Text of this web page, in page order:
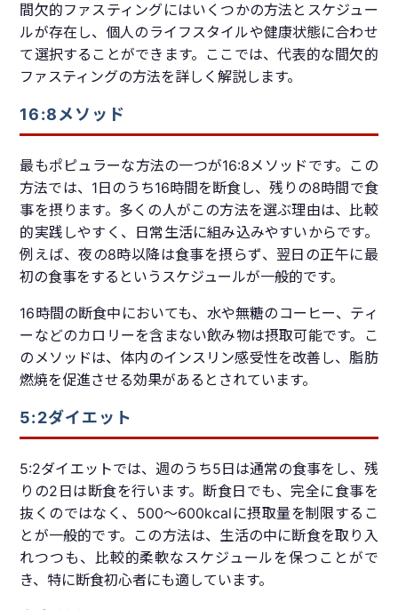
間欠的ファスティングにはいくつかの方法とスケジュー
ルが存在し、個人のライフスタイルや健康状態に合わせ
て選択することができます。ここでは、代表的な間欠的
ファスティングの方法を詳しく解説します。
16:8メソッド
最もポピュラーな方法の一つが16:8メソッドです。この
方法では、1日のうち16時間を断食し、残りの8時間で食
事を摂ります。多くの人がこの方法を選ぶ理由は、比較
的実践しやすく、日常生活に組み込みやすいからです。
例えば、夜の8時以降は食事を摂らず、翌日の正午に最
初の食事をするというスケジュールが一般的です。
16時間の断食中においても、水や無糖のコーヒー、ティ
ーなどのカロリーを含まない飲み物は摂取可能です。こ
のメソッドは、体内のインスリン感受性を改善し、脂肪
燃焼を促進させる効果があるとされています。
5:2ダイエット
5:2ダイエットでは、週のうち5日は通常の食事をし、残
りの2日は断食を行います。断食日でも、完全に食事を
抜くのではなく、500〜600kcalに摂取量を制限するこ
とが一般的です。この方法は、生活の中に断食を取り入
れつつも、比較的柔軟なスケジュールを保つことがで
き、特に断食初心者にも適しています。